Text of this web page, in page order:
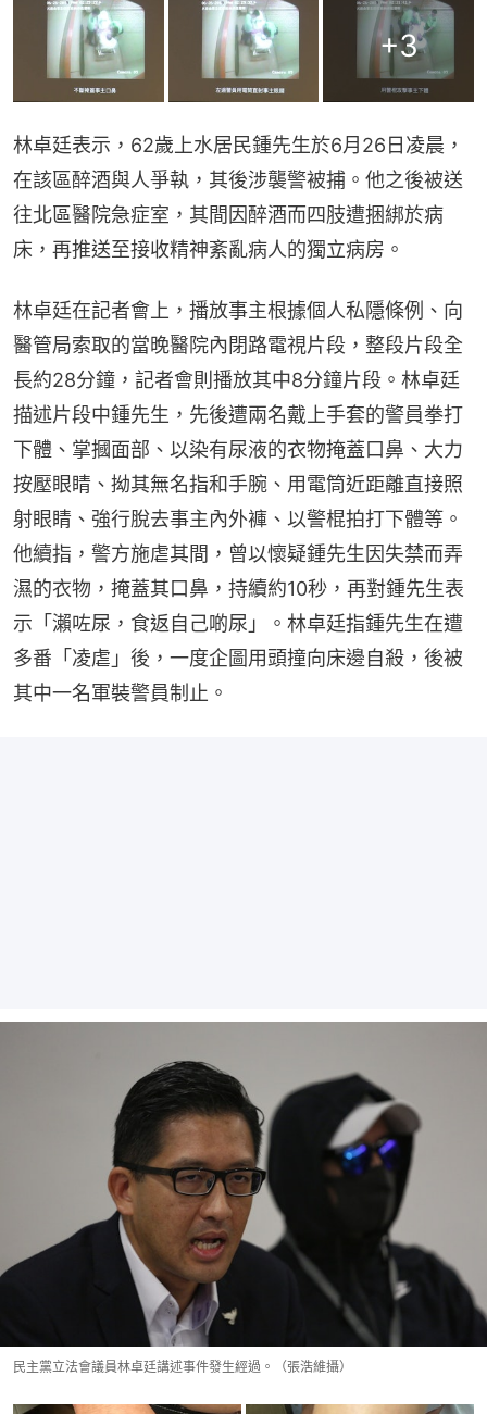
+3
林卓廷表示，62歲上水居民鍾先生於6月26日凌晨，
在該區醉酒與人爭執，其後涉襲警被捕。他之後被送
往北區醫院急症室，其間因醉酒而四肢遭捆綁於病
床，再推送至接收精神紊亂病人的獨立病房。
林卓廷在記者會上，播放事主根據個人私隱條例、向
醫管局索取的當晚醫院內閉路電視片段，整段片段全
長約28分鐘，記者會則播放其中8分鐘片段。林卓廷
描述片段中鍾先生，先後遭兩名戴上手套的警員拳打
下體、掌摑面部、以染有尿液的衣物掩蓋口鼻、大力
按壓眼睛、拗其無名指和手腕、用電筒近距離直接照
射眼睛、強行脫去事主內外褲、以警棍拍打下體等。
他續指，警方施虐其間，曾以懷疑鍾先生因失禁而弄
濕的衣物，掩蓋其口鼻，持續約10秒，再對鍾先生表
示「瀨咗尿，食返自己啲尿」。林卓廷指鍾先生在遭
多番「凌虐」後，一度企圖用頭撞向床邊自殺，後被
其中一名軍裝警員制止。
民主黨立法會議員林卓廷講述事件發生經過。（張浩維攝）